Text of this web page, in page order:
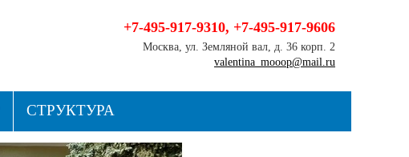
+7-495-917-9310, +7-495-917-9606
Москва, ул. Земляной вал, д. 36 корп. 2
valentina_mooop@mail.ru
СТРУКТУРА